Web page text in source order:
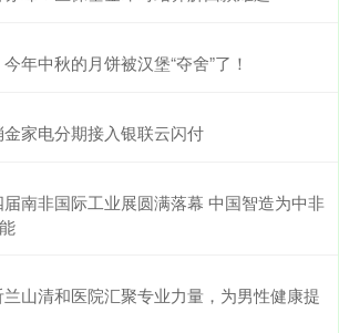
年中秋的月饼被汉堡“夺舍”了！
家电分期接入银联云闪付
南非国际工业展圆满落幕 中国智造为中非
山清和医院汇聚专业力量，为男性健康提